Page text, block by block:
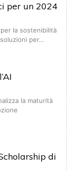
per un 2024
la sostenibilità
per…
la maturità
di